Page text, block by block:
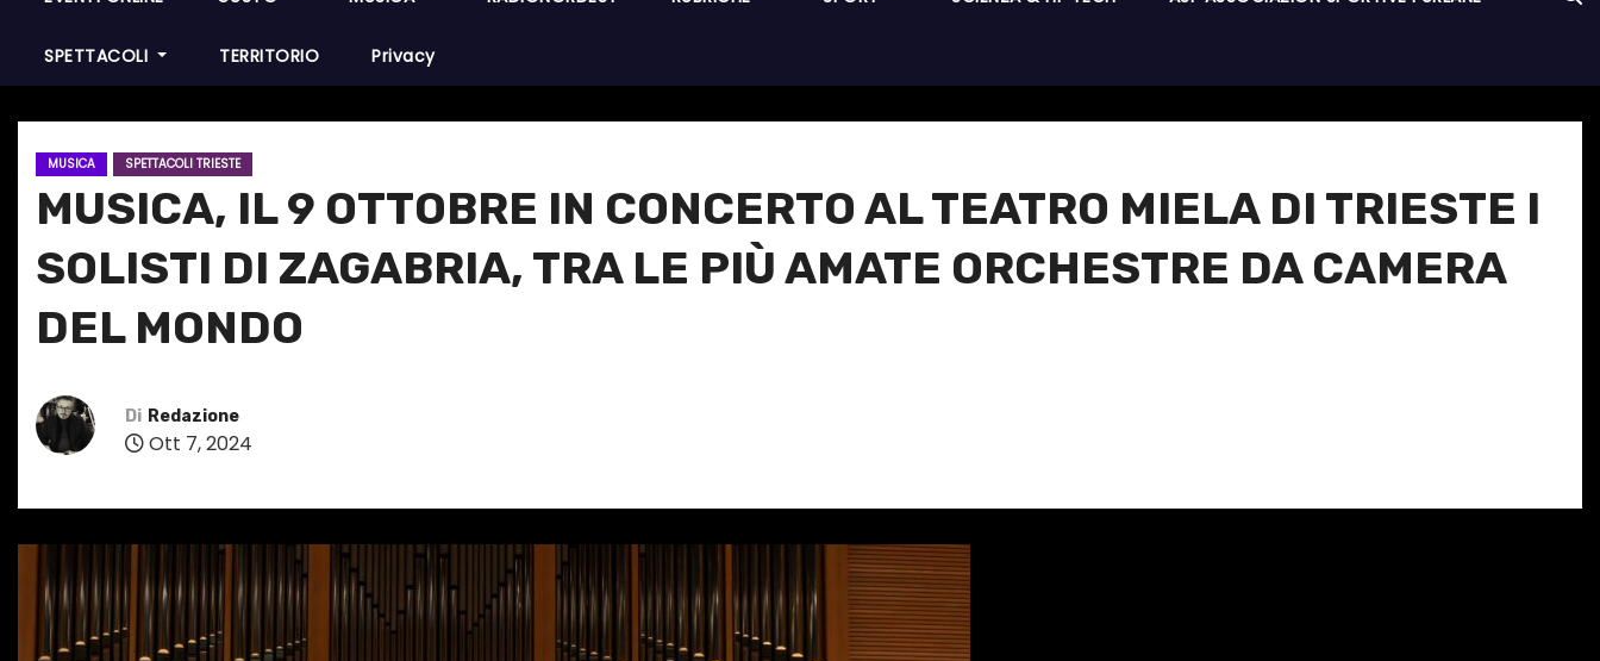
SPETTACOLI TERRITORIO Privacy
MUSICA SPETTACOLI TRIESTE
MUSICA, IL 9 OTTOBRE IN CONCERTO AL TEATRO MIELA DI TRIESTE I
SOLISTI DI ZAGABRIA, TRA LE PIÙ AMATE ORCHESTRE DA CAMERA
DEL MONDO
Di Redazione
Ott 7, 2024